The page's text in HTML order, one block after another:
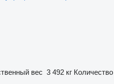
вес 3 492 кг Количество